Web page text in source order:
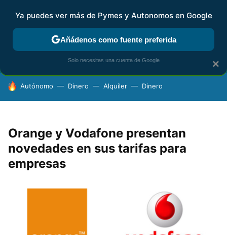
FISCALIDAD Y CONTABILIDAD KIT DIGITAL RENTA
HOY SE HABLA DE
Autónomo Dinero Alquiler Dinero
Orange y Vodafone presentan
novedades en sus tarifas para
empresas
×
Ya puedes ver más de Pymes y Autonomos en Google
Añádenos como fuente preferida
Solo necesitas una cuenta de Google